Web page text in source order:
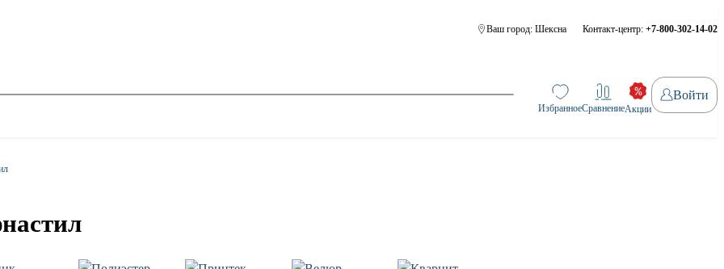
Ваш город: Шексна Контакт-центр: +7-800-302-14-02
ИзбранноеСравнениеАкции
Войти